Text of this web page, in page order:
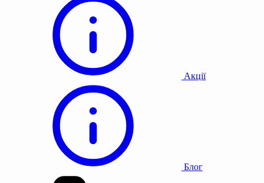
Акції
Блог